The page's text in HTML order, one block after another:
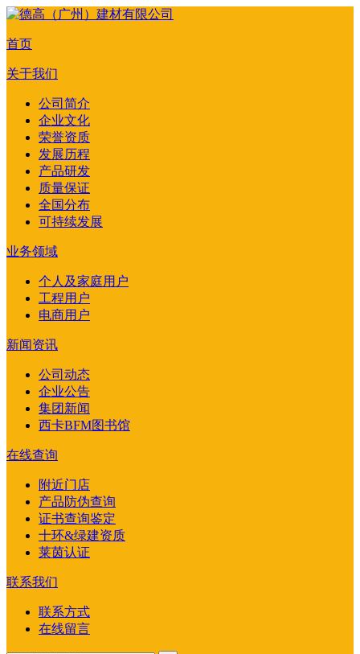
首页
关于我们
公司简介
企业文化
荣誉资质
发展历程
产品研发
质量保证
全国分布
可持续发展
业务领域
个人及家庭用户
工程用户
电商用户
新闻资讯
公司动态
企业公告
集团新闻
西卡BFM图书馆
在线查询
附近门店
产品防伪查询
证书查询鉴定
十环&绿建资质
莱茵认证
联系我们
联系方式
在线留言